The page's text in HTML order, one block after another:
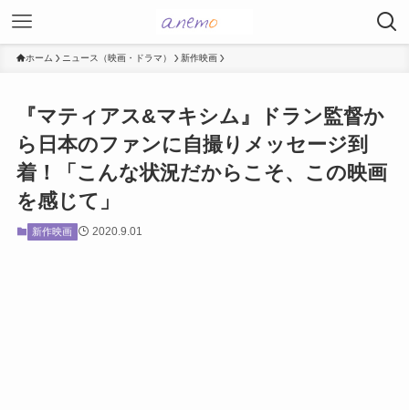
ホーム ニュース（映画・ドラマ） 新作映画
『マティアス&マキシム』ドラン監督か
ら日本のファンに自撮りメッセージ到
着！「こんな状況だからこそ、この映画
を感じて」
新作映画 2020.9.01